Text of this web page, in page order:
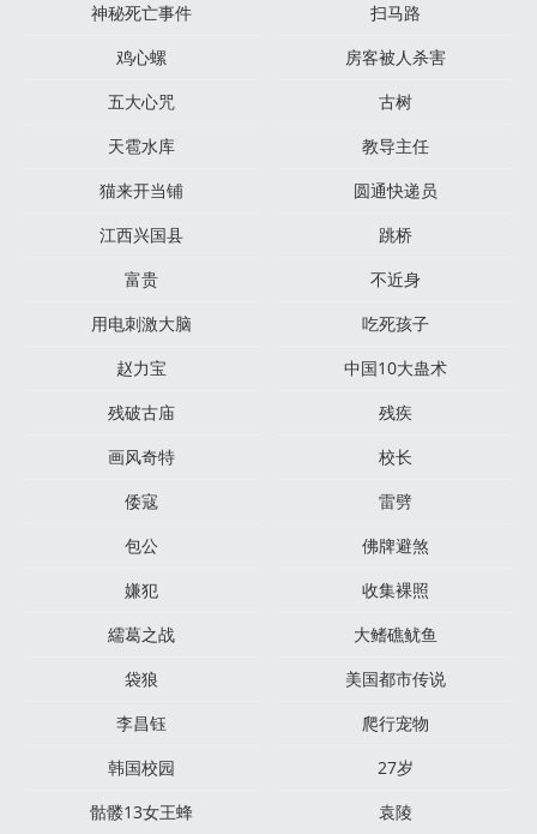
神秘死亡事件
扫马路
鸡心螺
房客被人杀害
五大心咒
古树
天雹水库
教导主任
猫来开当铺
圆通快递员
江西兴国县
跳桥
富贵
不近身
用电刺激大脑
吃死孩子
赵力宝
中国10大蛊术
残破古庙
残疾
画风奇特
校长
倭寇
雷劈
包公
佛牌避煞
嫌犯
收集裸照
繻葛之战
大鳍礁鱿鱼
袋狼
美国都市传说
李昌钰
爬行宠物
韩国校园
27岁
骷髅13女王蜂
袁陵